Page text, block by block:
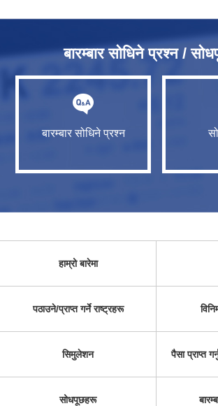
बारम्बार सोधिने प्रश्न /
बारम्बार सोधिने प्रश्न
हाम्रो बारेमा
पठाउने/प्राप्त गर्ने राष्ट्रहरू
सिमुलेशन पैसा प्राप्त
सोधपूछहरू